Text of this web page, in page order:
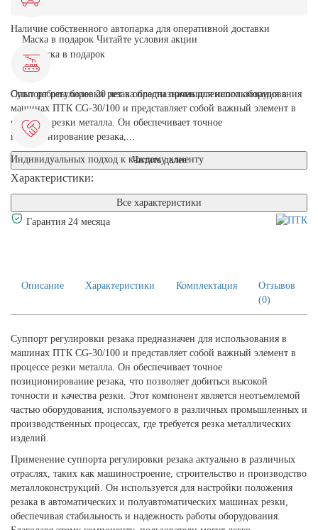
Маска в подарок Читайте условия акции
Суппорт регулировки резака предназначен для использования в
машинах ПТК CG-30/100 и представляет собой важный элемент в
процессе резки металла. Он обеспечивает точное
позиционирование резака,...
Читать далее
Характеристики:
Все характеристики
Гарантия 24 месяца
Наличие собственного автопарка для оперативной доставки
Опыт работы более 20 лет в области промышленного оборудования
Индивидуальных подход к каждому клиенту
Описание Характеристики Комплектация
Отзывов
(0)
Суппорт регулировки резака предназначен для использования в
машинах ПТК CG-30/100 и представляет собой важный элемент в
процессе резки металла. Он обеспечивает точное
позиционирование резака, что позволяет добиться высокой
точности и качества резки. Этот компонент является неотъемлемой
частью оборудования, используемого в различных промышленных и
производственных процессах, где требуется резка металлических
изделий.
Применение суппорта регулировки резака актуально в различных
отраслях, таких как машиностроение, строительство и производство
металлоконструкций. Он используется для настройки положения
резака в автоматических и полуавтоматических машинах резки,
обеспечивая стабильность и надежность работы оборудования.